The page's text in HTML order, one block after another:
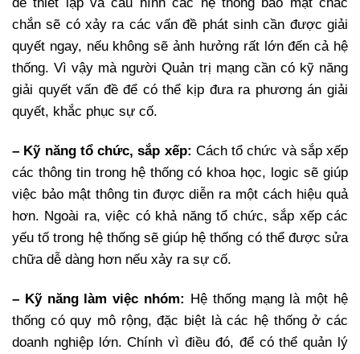
chắn sẽ có xảy ra các vấn đề phát sinh cần được giải
quyết ngay, nếu không sẽ ảnh hưởng rất lớn đến cả hệ
thống. Vì vậy mà người Quản trị mạng cần có kỹ năng
giải quyết vấn đề để có thể kịp đưa ra phương án giải
quyết, khắc phục sự cố.
– Kỹ năng tổ chức, sắp xếp: Cách tổ chức và sắp xếp
các thông tin trong hệ thống có khoa học, logic sẽ giúp
việc bảo mật thông tin được diễn ra một cách hiệu quả
hơn. Ngoài ra, việc có khả năng tổ chức, sắp xếp các
yếu tố trong hệ thống sẽ giúp hệ thống có thể được sửa
chữa dễ dàng hơn nếu xảy ra sự cố.
– Kỹ năng làm việc nhóm: Hệ thống mạng là một hệ
thống có quy mô rộng, đặc biệt là các hệ thống ở các
doanh nghiệp lớn. Chính vì điều đó, để có thể quản lý